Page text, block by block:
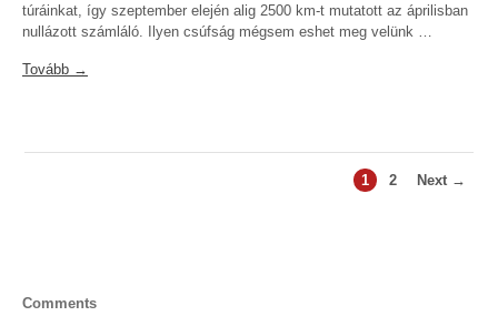
túráinkat, így szeptember elején alig 2500 km-t mutatott az áprilisban
nullázott számláló. Ilyen csúfság mégsem eshet meg velünk …
Tovább →
1 2 Next →
Comments